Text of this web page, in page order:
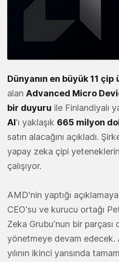
Dünyanın en büyük 11
alan Advanced Micro
bir duyuru ile Finlandiyalı
AI'ı yaklaşık 665 milyon
satın alacağını açıkladı.
yapay zeka çipi
çalışıyor.
AMD'nin yaptığı
CEO'su ve kurucu ortağı
Zeka Grubu'nun bir parçası
yönetmeye devam edecek.
yılının ikinci yarısında